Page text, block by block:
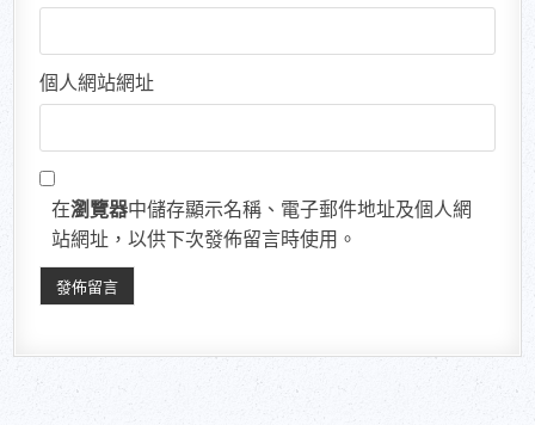
個人網站網址
在瀏覽器中儲存顯示名稱、電子郵件地址及個人網
站網址，以供下次發佈留言時使用。